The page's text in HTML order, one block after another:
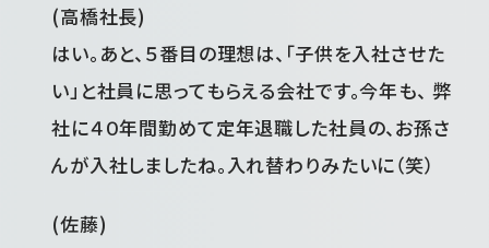
(高橋社長)
はい。あと、５番目の理想は、「子供を入社させた
い」と社員に思ってもらえる会社です。今年も、 弊
社に４０年間勤めて定年退職した社員の、お孫さ
んが入社しましたね。入れ替わりみたいに（笑）
(佐藤)